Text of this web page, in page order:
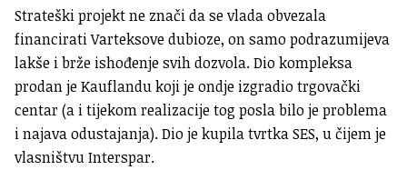
Strateški projekt ne znači da se vlada obvezala
financirati Varteksove dubioze, on samo podrazumijeva
lakše i brže ishođenje svih dozvola. Dio kompleksa
prodan je Kauflandu koji je ondje izgradio trgovački
centar (a i tijekom realizacije tog posla bilo je problema
i najava odustajanja). Dio je kupila tvrtka SES, u čijem je
vlasništvu Interspar.